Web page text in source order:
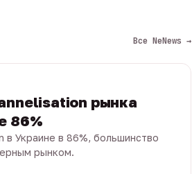
Все NeNews →
рынка
86%
в Украине в 86%, большинство
рынком.